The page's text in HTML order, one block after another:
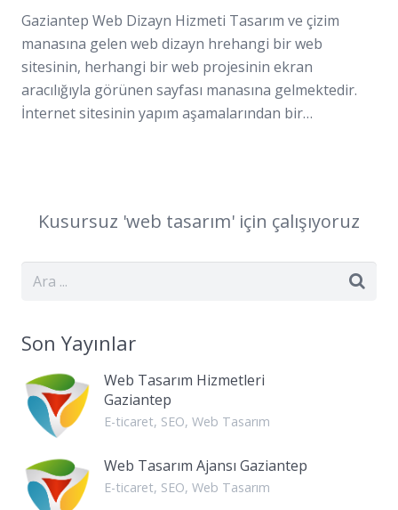
Gaziantep Web Dizayn Hizmeti Tasarım ve çizim
manasına gelen web dizayn hrehangi bir web
sitesinin, herhangi bir web projesinin ekran
aracılığıyla görünen sayfası manasına gelmektedir.
İnternet sitesinin yapım aşamalarından bir…
Kusursuz 'web tasarım' için çalışıyoruz
Son Yayınlar
Web Tasarım Hizmetleri
Gaziantep
E-ticaret, SEO, Web Tasarım
Web Tasarım Ajansı Gaziantep
E-ticaret, SEO, Web Tasarım